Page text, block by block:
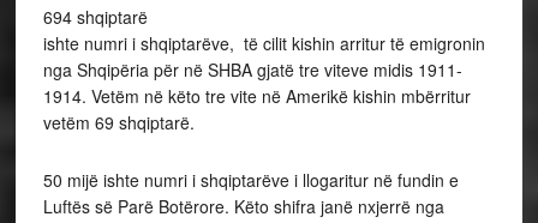
694 shqiptarë
ishte numri i shqiptarëve, të cilit kishin arritur të emigronin
nga Shqipëria për në SHBA gjatë tre viteve midis 1911-
1914. Vetëm në këto tre vite në Amerikë kishin mbërritur
vetëm 69 shqiptarë.
50 mijë ishte numri i shqiptarëve i llogaritur në fundin e
Luftës së Parë Botërore. Këto shifra janë nxjerrë nga